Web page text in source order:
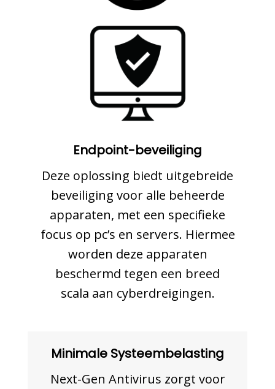
Endpoint-beveiliging
Deze oplossing biedt uitgebreide
beveiliging voor alle beheerde
apparaten, met een specifieke
focus op pc’s en servers. Hiermee
worden deze apparaten
beschermd tegen een breed
scala aan cyberdreigingen.
Minimale Systeembelasting
Next-Gen Antivirus zorgt voor